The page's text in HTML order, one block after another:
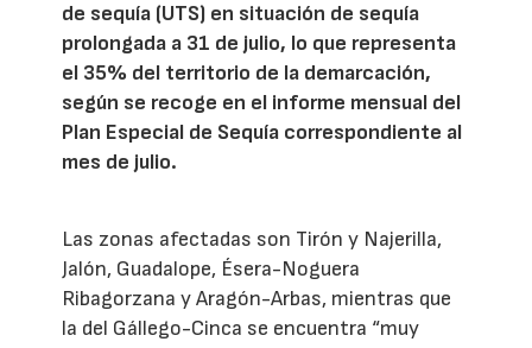
de sequía (UTS) en situación de sequía
prolongada a 31 de julio, lo que representa
el 35% del territorio de la demarcación,
según se recoge en el informe mensual del
Plan Especial de Sequía correspondiente al
mes de julio.
Las zonas afectadas son Tirón y Najerilla,
Jalón, Guadalope, Ésera-Noguera
Ribagorzana y Aragón-Arbas, mientras que
la del Gállego-Cinca se encuentra “muy